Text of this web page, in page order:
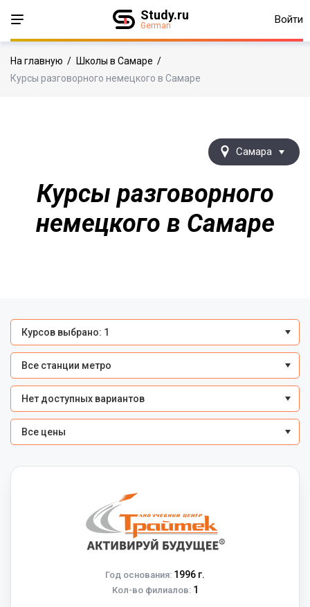
Study.ru
German Войти
На главную / Школы в Самаре /
Курсы разговорного немецкого в Самаре
Курсы разговорного
немецкого в Самаре
Самара
Курсов выбрано: 1
Все станции метро
Нет доступных вариантов
Все цены
Год основания: 1996 г.
Кол-во филиалов:1